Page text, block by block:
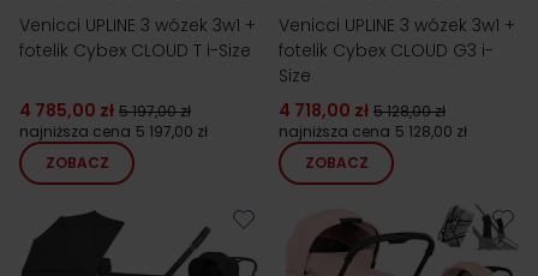
Venicci UPLINE 3 wózek 3w1 +
fotelik Cybex CLOUD T i-Size
4 785,00 zł 5 197,00 zł
najniższa cena 5 197,00 zł
ZOBACZ
Venicci UPLINE 3 wózek 3w1 +
fotelik Cybex CLOUD G3 i-
Size
4 718,00 zł 5 128,00 zł
najniższa cena 5 128,00 zł
ZOBACZ